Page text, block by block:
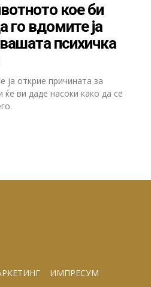
кое би
го вдомите ја
психичка
ја открие причината за
ќе ви даде насоки како да се
ИМПРЕСУМ